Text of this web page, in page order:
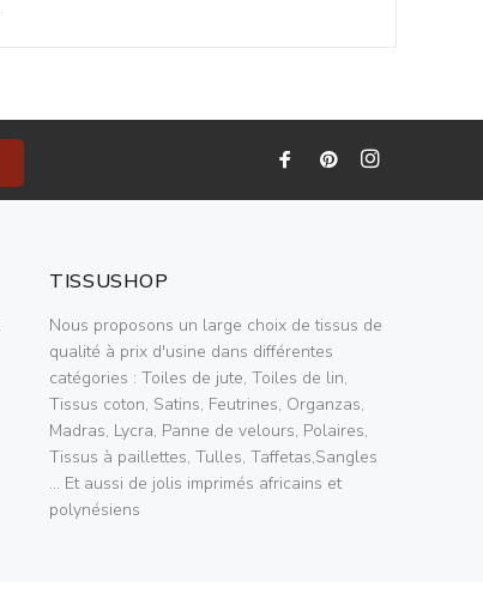
TISSUSHOP
Nous proposons un large choix de tissus de
qualité à prix d'usine dans différentes
catégories : Toiles de jute, Toiles de lin,
Tissus coton, Satins, Feutrines, Organzas,
Madras, Lycra, Panne de velours, Polaires,
Tissus à paillettes, Tulles, Taffetas,Sangles
... Et aussi de jolis imprimés africains et
polynésiens